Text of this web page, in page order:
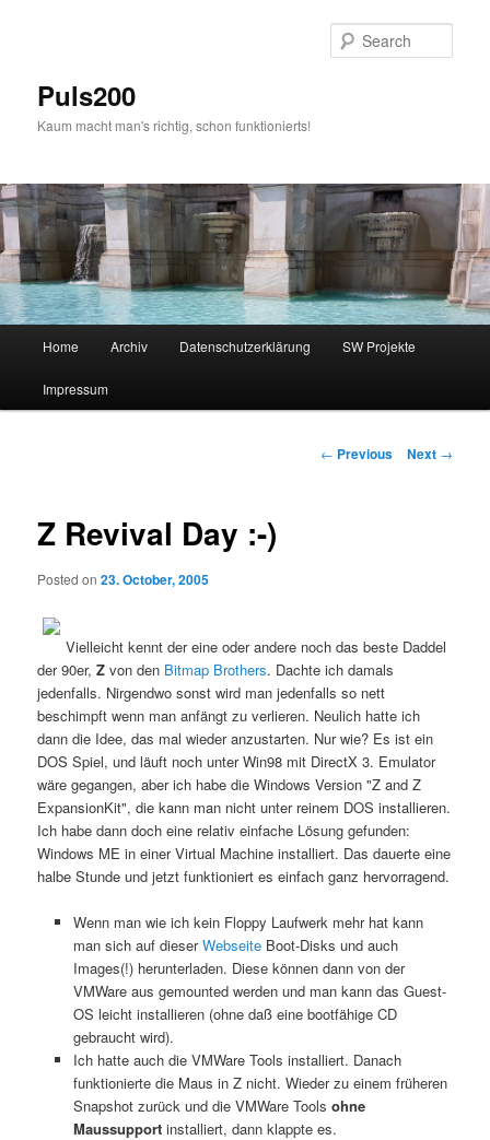
Puls200
Kaum macht man's richtig, schon funktionierts!
Home Archiv Datenschutzerklärung SW Projekte
Impressum
Post
← Previous Next →
Z Revival Day :-)
Posted on23. October, 2005
Vielleicht kennt der eine oder andere noch das beste Daddel
der 90er,Z von den Bitmap Brothers. Dachte ich damals
jedenfalls. Nirgendwo sonst wird man jedenfalls so nett
beschimpft wenn man anfängt zu verlieren. Neulich hatte ich
dann die Idee, das mal wieder anzustarten. Nur wie? Es ist ein
DOS Spiel, und läuft noch unter Win98 mit DirectX 3. Emulator
wäre gegangen, aber ich habe die Windows Version "Z and Z
ExpansionKit", die kann man nicht unter reinem DOS installieren.
Ich habe dann doch eine relativ einfache Lösung gefunden:
Windows ME in einer Virtual Machine installiert. Das dauerte eine
halbe Stunde und jetzt funktioniert es einfach ganz hervorragend.
Wenn man wie ich kein Floppy Laufwerk mehr hat kann
man sich auf dieserWebseiteBoot-Disks und auch
Images(!) herunterladen. Diese können dann von der
VMWare aus gemounted werden und man kann das Guest-
OS leicht installieren (ohne daß eine bootfähige CD
gebraucht wird).
Ich hatte auch die VMWare Tools installiert. Danach
funktionierte die Maus in Z nicht. Wieder zu einem früheren
Snapshot zurück und die VMWare Tools ohne
Maussupportinstalliert, dann klappte es.